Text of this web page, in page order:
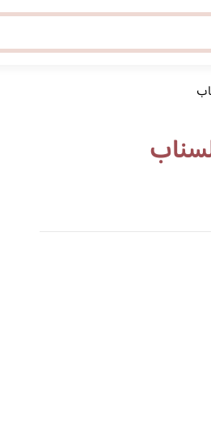
للفتاة العصرية
عن أي موضوع يهمك